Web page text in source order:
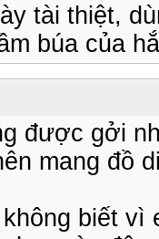
tài thiệt,
búa của
được gởi
mang đồ
biết